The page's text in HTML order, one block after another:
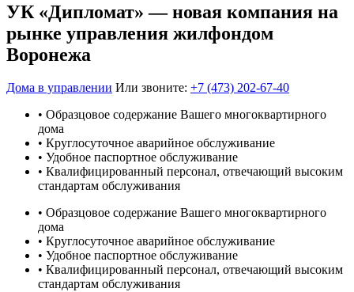
УК «Дипломат» — новая компания на
рынке управления жилфондом
Воронежа
Дома в управлении Или звоните: +7 (473) 202-67-40
• Образцовое содержание Вашего многоквартирного
дома
• Круглосуточное аварийное обслуживание
• Удобное паспортное обслуживание
• Квалифицированный персонал, отвечающий высоким
стандартам обслуживания
• Образцовое содержание Вашего многоквартирного
дома
• Круглосуточное аварийное обслуживание
• Удобное паспортное обслуживание
• Квалифицированный персонал, отвечающий высоким
стандартам обслуживания